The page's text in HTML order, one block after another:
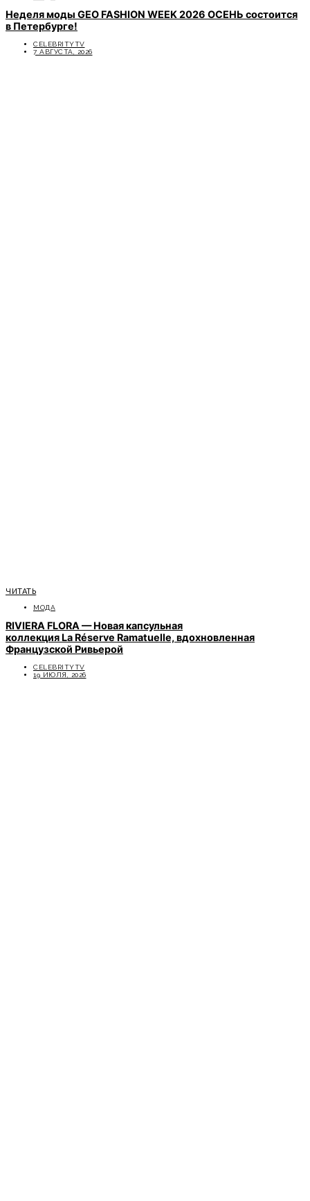
Неделя моды GEO FASHION WEEK 2026 ОСЕНЬ состоится
в Петербурге!
CELEBRITYTV
7 АВГУСТА, 2026
ЧИТАТЬ
МОДА
RIVIERA FLORA — Новая капсульная
коллекция La Réserve Ramatuelle, вдохновленная
Французской Ривьерой
CELEBRITYTV
19 ИЮЛЯ, 2026